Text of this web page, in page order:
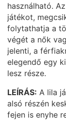
használható.
játékot,
folytathatja a
végét a nők
jelenti, a
elegendő egy
lesz része.
LEÍRÁS: A lila
alsó részén
fejen is enyhe